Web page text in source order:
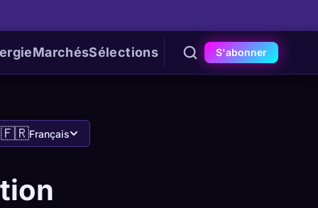
MarchésSélections S'abonner
🇫🇷Français